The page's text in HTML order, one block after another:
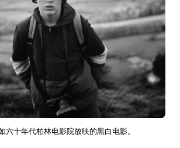
六十年代柏林电影院放映的黑白电影。